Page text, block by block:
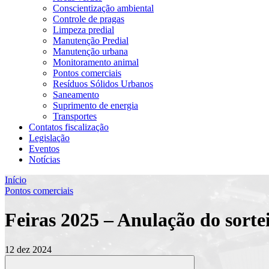
Conscientização ambiental
Controle de pragas
Limpeza predial
Manutenção Predial
Manutenção urbana
Monitoramento animal
Pontos comerciais
Resíduos Sólidos Urbanos
Saneamento
Suprimento de energia
Transportes
Contatos fiscalização
Legislação
Eventos
Notícias
Início
Pontos comerciais
Feiras 2025 – Anulação do
12 dez 2024